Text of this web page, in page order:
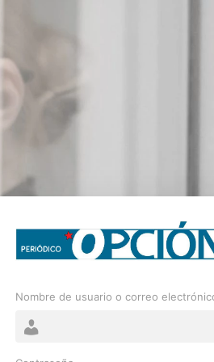
Nombre de usuario o correo